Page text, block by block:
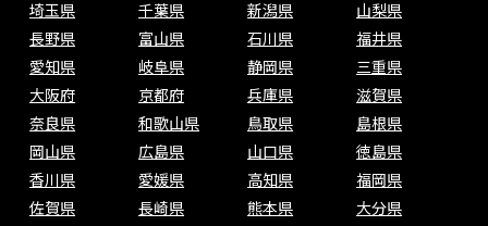
埼玉県
千葉県 新潟県
山梨県
長野県
富山県 石川県
福井県
愛知県
岐阜県 静岡県
三重県
大阪府
京都府 兵庫県
滋賀県
奈良県
和歌山県 鳥取県
島根県
岡山県
広島県 山口県
徳島県
香川県
愛媛県 高知県
福岡県
佐賀県
長崎県 熊本県
大分県